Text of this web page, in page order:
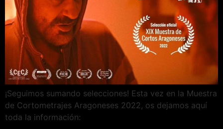
¡Seguimos sumando selecciones! Esta vez en la Muestra
de Cortometrajes Aragoneses 2022, os dejamos aquí
toda la información: